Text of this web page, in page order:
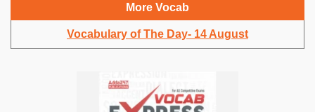
More Vocab
Vocabulary of The Day- 14 August